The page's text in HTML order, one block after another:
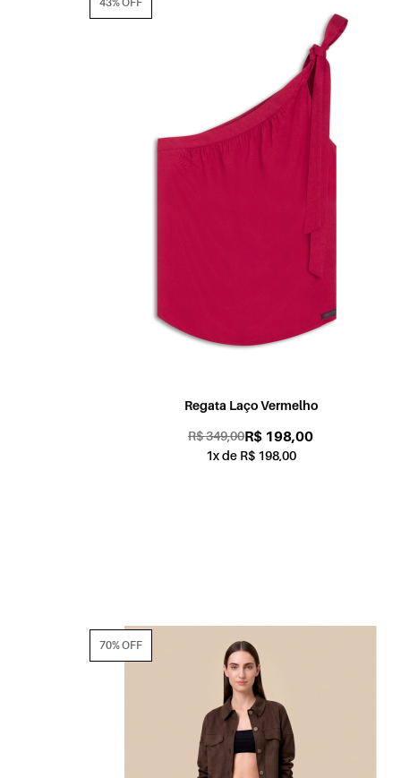
Regata Laço Vermelho
R$ 349,00R$ 198,00
1x de R$ 198,00
70% OFF